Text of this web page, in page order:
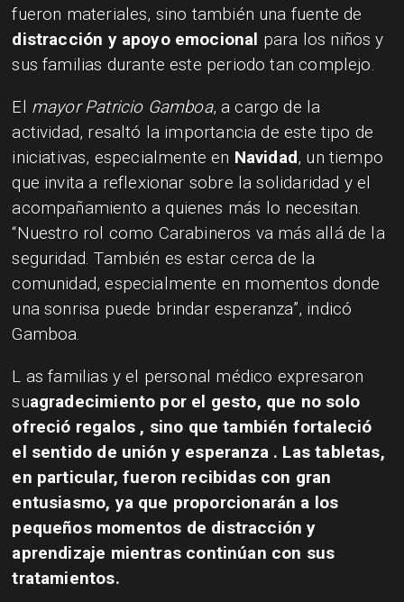
fueron materiales, sino también una fuente de
distracción y apoyo emocional para los niños y
sus familias durante este periodo tan complejo.
El mayor Patricio Gamboa, a cargo de la
actividad, resaltó la importancia de este tipo de
iniciativas, especialmente en Navidad, un tiempo
que invita a reflexionar sobre la solidaridad y el
acompañamiento a quienes más lo necesitan.
“Nuestro rol como Carabineros va más allá de la
seguridad. También es estar cerca de la
comunidad, especialmente en momentos donde
una sonrisa puede brindar esperanza”, indicó
Gamboa.
L as familias y el personal médico expresaron
suagradecimiento por el gesto, que no solo
ofreció regalos , sino que también fortaleció
el sentido de unión y esperanza . Las tabletas,
en particular, fueron recibidas con gran
entusiasmo, ya que proporcionarán a los
pequeños momentos de distracción y
aprendizaje mientras continúan con sus
tratamientos.